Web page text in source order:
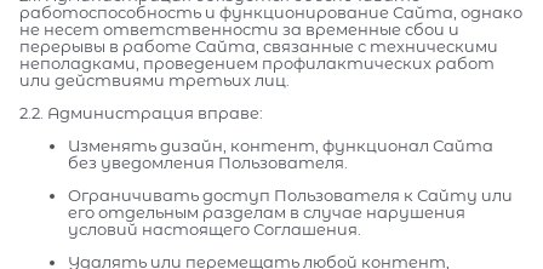
работоспособность и функционирование Сайта, однако
не несет ответственности за временные сбои и
перерывы в работе Сайта, связанные с техническими
неполадками, проведением профилактических работ
или действиями третьих лиц.
2.2. Администрация вправе:
Изменять дизайн, контент, функционал Сайта
без уведомления Пользователя.
Ограничивать доступ Пользователя к Сайту или
его отдельным разделам в случае нарушения
условий настоящего Соглашения.
Удалять или перемещать любой контент,